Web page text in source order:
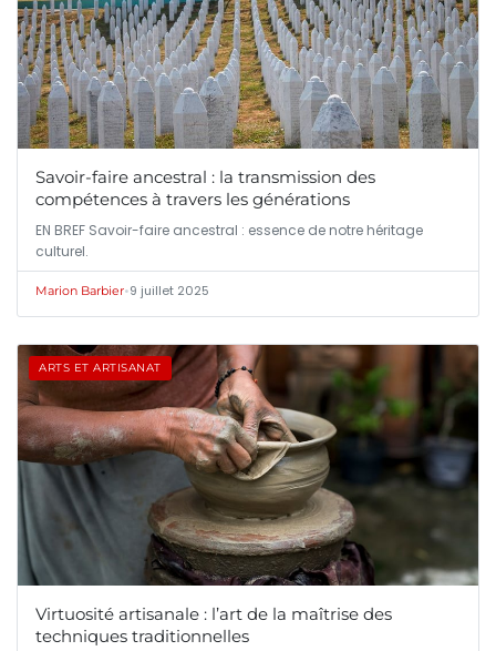
Savoir-faire ancestral : la transmission des
compétences à travers les générations
EN BREF Savoir-faire ancestral : essence de notre héritage
culturel.
Marion Barbier•9 juillet 2025
ARTS ET ARTISANAT
Virtuosité artisanale : l’art de la maîtrise des
techniques traditionnelles